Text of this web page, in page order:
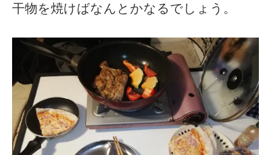
干物を焼けばなんとかなるでしょう。